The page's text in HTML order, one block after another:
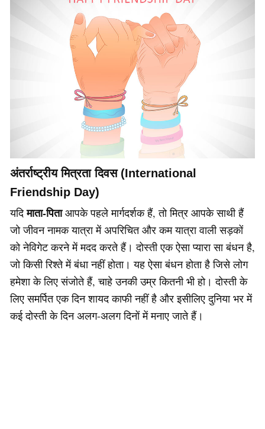
अंतर्राष्ट्रीय मित्रता दिवस (International
Friendship Day)
यदिमाता-पिताआपके पहले मार्गदर्शक हैं, तो मित्र आपके साथी हैं
जो जीवन नामक यात्रा में अपरिचित और कम यात्रा वाली सड़कों
को नेविगेट करने में मदद करते हैं। दोस्ती एक ऐसा प्यारा सा बंधन है,
जो किसी रिश्ते में बंधा नहीं होता। यह ऐसा बंधन होता है जिसे लोग
हमेशा के लिए संजोते हैं, चाहे उनकी उम्र कितनी भी हो। दोस्ती के
लिए समर्पित एक दिन शायद काफी नहीं है और इसीलिए दुनिया भर में
कई दोस्ती के दिन अलग-अलग दिनों में मनाए जाते हैं।